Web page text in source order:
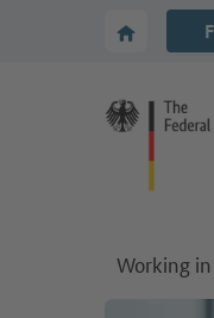
Go to main navigation
To the
Working